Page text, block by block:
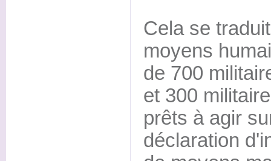
Cela se
moyens
de 700
et 300
prêts à agir
déclaration